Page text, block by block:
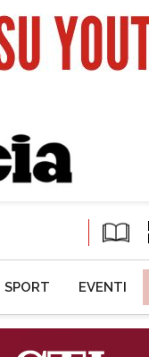
SPORT EVENTI